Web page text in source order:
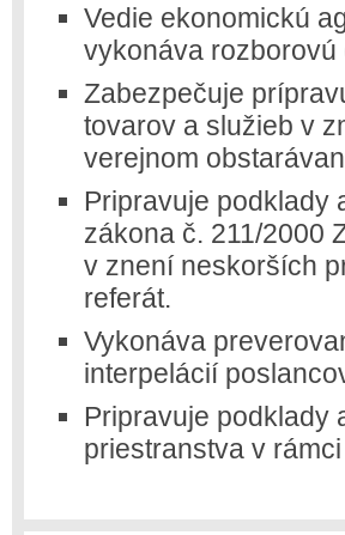
Vedie ekonomickú
vykonáva
Zabezpečuje
tovarov a služieb v
verejnom
Pripravuje podklady
zákona č. 211/2000
v znení neskorších
referát.
Vykonáva
interpelácií
Pripravuje podklady
priestranstva v